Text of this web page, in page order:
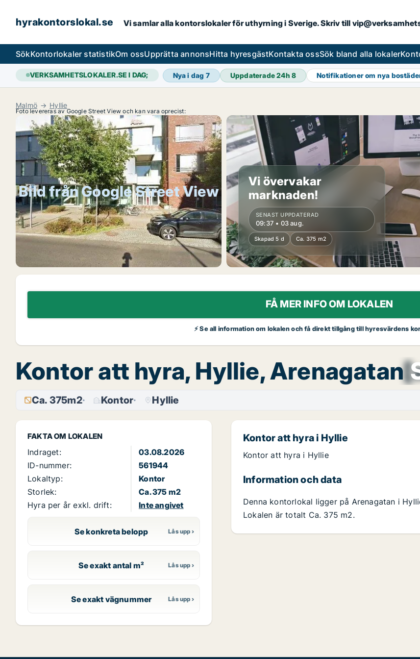
hyrakontorslokal.se Vi samlar alla kontorslokaler för uthyrning i Sverige. Skriv till
SökKontorlokaler statistikOm ossUpprätta annonsHitta hyresgästKontakta ossSök bland alla lokaler
VERKSAMHETSLOKALER.SE I DAG; Nya i dag 7 Uppdaterade 24h8 Notifikationer om nya
Malmö Hyllie
Foto levereras av Google Street View och kan vara oprecist:
Bild från Google Street View
Vi övervakar
marknaden!
SENAST UPPDATERAD
09:37 • 03 aug.
Skapad 5 d Ca. 375 m2
FÅ MER INFO OM LOKALEN
⚡ Se all information om lokalen och få direkt tillgång till hyresvärdens
Kontor att hyra, Hyllie, Arenagatan
Ca. 375m2 Kontor Hyllie
FAKTA OM LOKALEN
Indraget:
03.08.2026
ID-nummer:
561944
Lokaltyp:
Kontor
Storlek:
Ca. 375 m2
Hyra per år exkl. drift:
Inte angivet
Se konkreta belopp
Se exakt antal m²
Se exakt vägnummer
Kontor att hyra i Hyllie
Kontor att hyra i Hyllie
Information och data
Denna kontorlokal ligger på Arenagatan i
Lokalen är totalt Ca. 375 m2.